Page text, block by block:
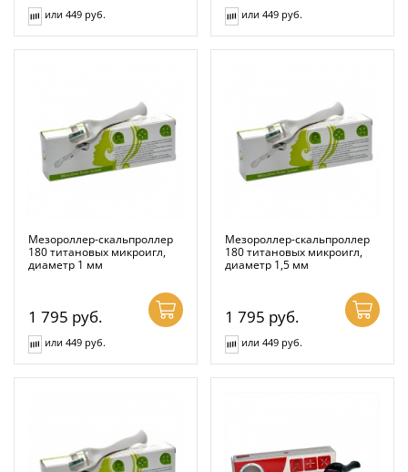
или 449 руб. или 449 руб.
Мезороллер-скальпроллер
180 титановых микроигл,
диаметр 1 мм
1 795 руб.
или 449 руб.
Мезороллер-скальпроллер
180 титановых микроигл,
диаметр 1,5 мм
1 795 руб.
или 449 руб.